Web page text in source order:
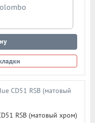
RSB (матовый хром)